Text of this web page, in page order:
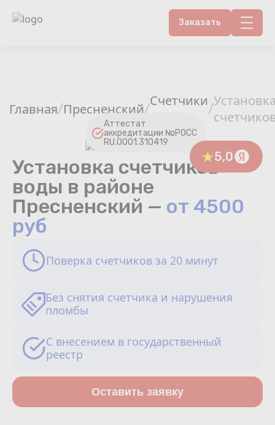
Заказать
Теплосчетчики
Услуги лаборатории
Районы
Аршин
Вопрос-ответ
Юридические лица
Полезное
О нас
Бонусы
Главная/Пресненский/Счетчики/
Аттестат
аккредитации №РОСС
RU.0001.310419
5,0
Установка счетчиков
воды в районе
Пресненский — от 4500
руб
Поверка счетчиков за 20 минут
Без снятия счетчика и нарушения
пломбы
С внесением в государственный
реестр
Оставить заявку